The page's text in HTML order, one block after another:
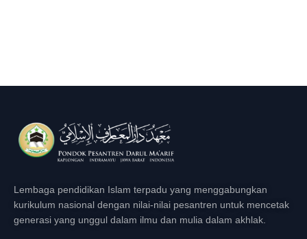
Lembaga pendidikan Islam terpadu yang menggabungkan
kurikulum nasional dengan nilai-nilai pesantren untuk mencetak
generasi yang unggul dalam ilmu dan mulia dalam akhlak.